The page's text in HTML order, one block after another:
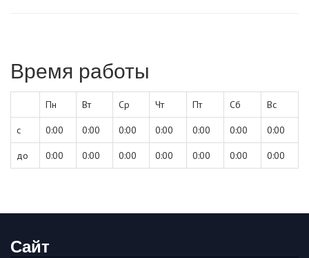
Время работы
Пн Вт Ср Чт Пт Сб Вс
с 0:00 0:00 0:00 0:00 0:00 0:00 0:00
до 0:00 0:00 0:00 0:00 0:00 0:00 0:00
Сайт